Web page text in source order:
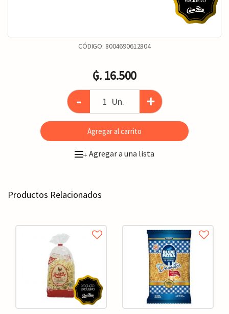
CÓDIGO: 8004690612804
₲. 16.500
- Un. +
Agregar al carrito
+Agregar a una lista
Productos Relacionados